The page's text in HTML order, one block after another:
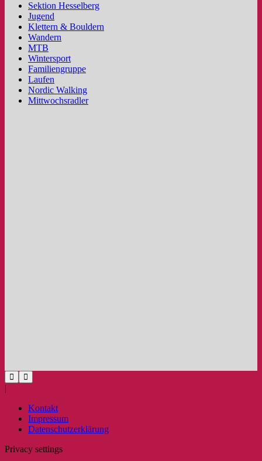
Sektion Hesselberg
Jugend
Klettern & Bouldern
Wandern
MTB
Wintersport
Familiengruppe
Laufen
Nordic Walking
Mittwochsradler
|
Kontakt
Impressum
Datenschutzerklärung
Privacy settings